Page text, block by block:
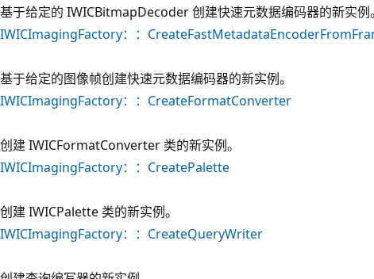
基于给定的 IWICBitmapDecoder 创建快速元数据编码器的新实例。
IWICImagingFactory：：
基于给定的图像帧创建快速元数据编码器的新实例。
IWICImagingFactory：：CreateFormatConverter
创建 IWICFormatConverter 类的新实例。
IWICImagingFactory：：CreatePalette
创建 IWICPalette 类的新实例。
IWICImagingFactory：：CreateQueryWriter